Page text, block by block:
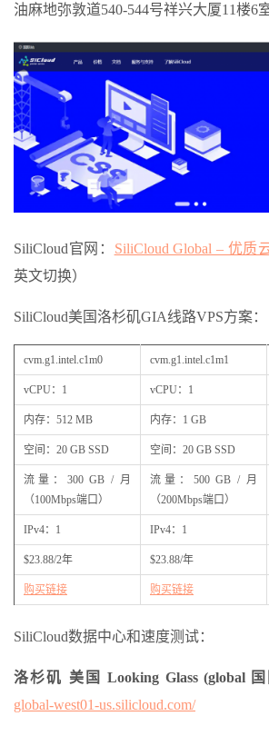
油麻地弥敦道540-544号祥兴大厦11楼6室
SiliCloud官网： SiliCloud Global – 优质
英文切换）
SiliCloud美国洛杉矶GIA线路VPS方案：
cvm.g1.intel.c1m0 cvm.g1.intel.c1m1
vCPU：1 vCPU：1
内存：512 MB 内存：1 GB
空间：20 GB SSD 空间：20 GB SSD
流量：300 GB / 月
（100Mbps端口）
流量：500 GB / 月
（200Mbps端口）
IPv4：1 IPv4：1
$23.88/2年 $23.88/年
购买链接 购买链接
SiliCloud数据中心和速度测试：
洛杉矶 美国Looking Glass (global
global-west01-us.silicloud.com/